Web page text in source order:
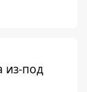
из-под